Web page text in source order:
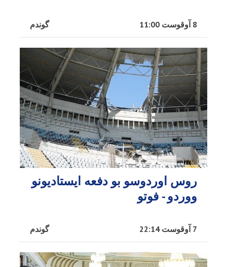
گوندم 8 آوقوست 11:00
روس اوردوسو بو دفعه ایستادیونو
ووردو - فوتو
گوندم 7 آوقوست 22:14